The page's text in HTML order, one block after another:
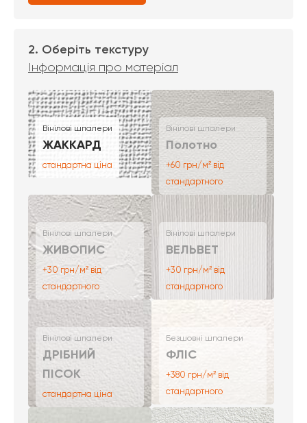
2. Оберіть текстуру
Інформація про матеріал
Вінілові шпалери
ЖАККАРД
стандартна ціна
Вінілові шпалери
Полотно
+60 грн/м² від
стандартного
Вінілові шпалери
ЖИВОПИС
+30 грн/м² від
стандартного
Вінілові шпалери
ВЕЛЬВЕТ
+30 грн/м² від
стандартного
Вінілові шпалери
ДРІБНИЙ
ПІСОК
стандартна ціна
Безшовні шпалери
ФЛІС
+380 грн/м² від
стандартного